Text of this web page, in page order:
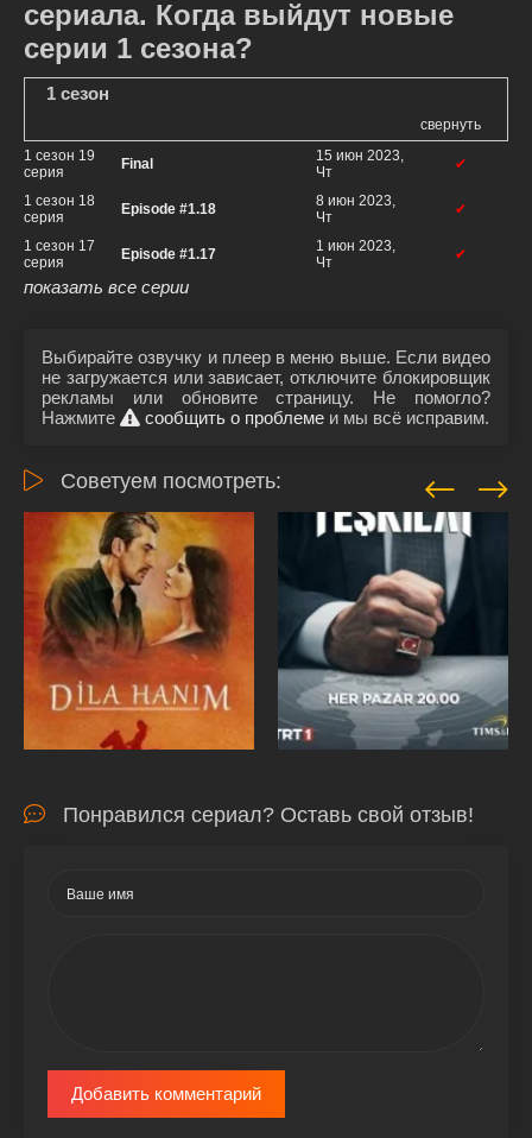
сериала. Когда выйдут новые
серии 1 сезона?
1 сезон
свернуть
1 сезон 19
серия
Final
15 июн 2023,
Чт
✔
1 сезон 18
серия
Episode #1.18
8 июн 2023,
Чт
✔
1 сезон 17
серия
Episode #1.17
1 июн 2023,
Чт
✔
показать все серии
Выбирайте озвучку и плеер в меню выше. Если видео
не загружается или зависает, отключите блокировщик
рекламы или обновите страницу. Не помогло?
Нажмите
сообщить о проблеме и мы всё исправим.
Советуем посмотреть:
Понравился сериал? Оставь свой отзыв!
Добавить комментарий